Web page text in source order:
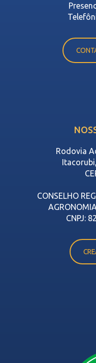
Rodovia
CONSELHO
CNPJ: